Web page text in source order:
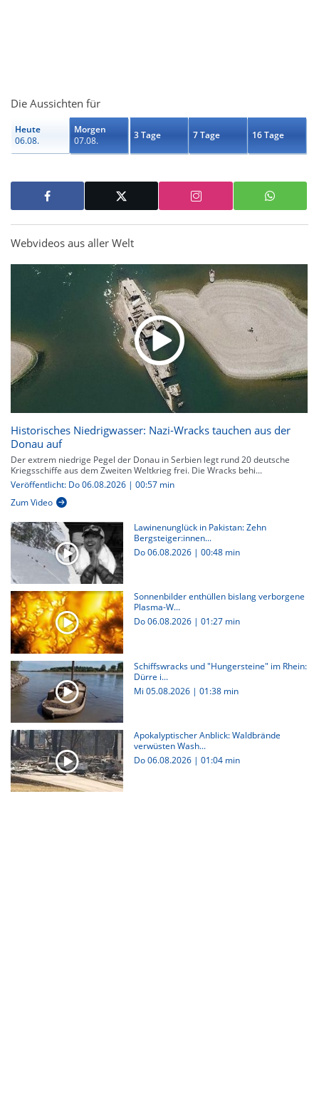
Die Aussichten für
Heute
06.08.
Morgen
07.08.
3 Tage 7 Tage 16 Tage
Webvideos aus aller Welt
Historisches Niedrigwasser: Nazi-Wracks tauchen aus der
Donau auf
Der extrem niedrige Pegel der Donau in Serbien legt rund 20 deutsche
Kriegsschiffe aus dem Zweiten Weltkrieg frei. Die Wracks behi...
Veröffentlicht: Do 06.08.2026 | 00:57 min
Zum Video
Lawinenunglück in Pakistan: Zehn
Bergsteiger:innen...
Do 06.08.2026 | 00:48 min
Sonnenbilder enthüllen bislang verborgene
Plasma-W...
Do 06.08.2026 | 01:27 min
Schiffswracks und "Hungersteine" im Rhein:
Dürre i...
Mi 05.08.2026 | 01:38 min
Apokalyptischer Anblick: Waldbrände
verwüsten Wash...
Do 06.08.2026 | 01:04 min